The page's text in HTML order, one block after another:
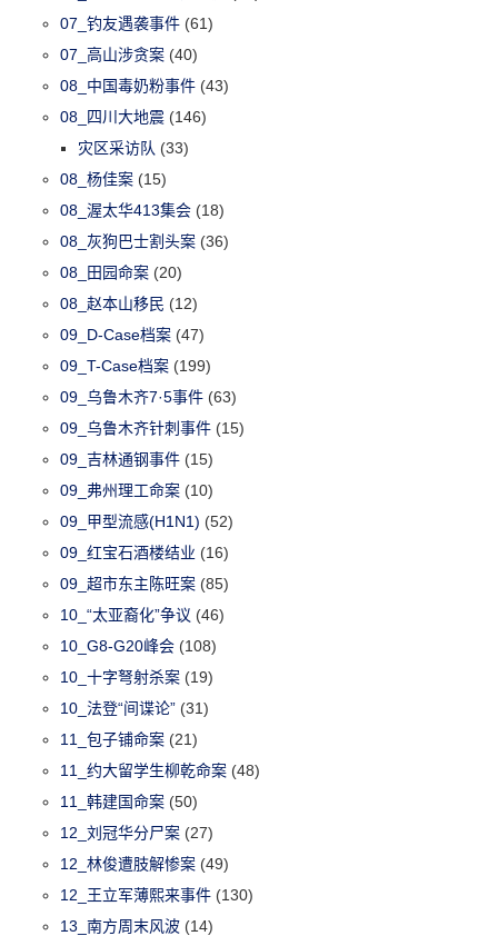
07_钓友遇袭事件 (61)
07_高山涉贪案 (40)
08_中国毒奶粉事件 (43)
08_四川大地震 (146)
灾区采访队 (33)
08_杨佳案 (15)
08_渥太华413集会 (18)
08_灰狗巴士割头案 (36)
08_田园命案 (20)
08_赵本山移民 (12)
09_D-Case档案 (47)
09_T-Case档案 (199)
09_乌鲁木齐7·5事件 (63)
09_乌鲁木齐针刺事件 (15)
09_吉林通钢事件 (15)
09_弗州理工命案 (10)
09_甲型流感(H1N1) (52)
09_红宝石酒楼结业 (16)
09_超市东主陈旺案 (85)
10_“太亚裔化”争议 (46)
10_G8-G20峰会 (108)
10_十字弩射杀案 (19)
10_法登“间谍论” (31)
11_包子铺命案 (21)
11_约大留学生柳乾命案 (48)
11_韩建国命案 (50)
12_刘冠华分尸案 (27)
12_林俊遭肢解惨案 (49)
12_王立军薄熙来事件 (130)
13_南方周末风波 (14)